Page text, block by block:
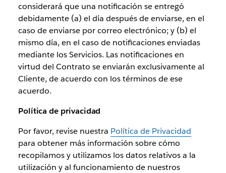
considerará que una notificación se entregó
debidamente (a) el día después de enviarse, en el
caso de enviarse por correo electrónico; y (b) el
mismo día, en el caso de notificaciones enviadas
mediante los Servicios. Las notificaciones en
virtud del Contrato se enviarán exclusivamente al
Cliente, de acuerdo con los términos de ese
acuerdo.
Política de privacidad
Por favor, revise nuestra Política de Privacidad
para obtener más información sobre cómo
recopilamos y utilizamos los datos relativos a la
utilización y al funcionamiento de nuestros